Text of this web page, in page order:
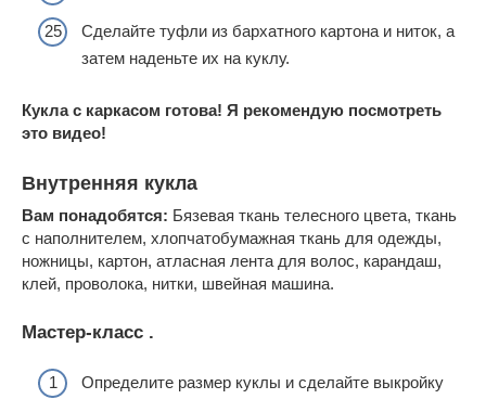
Сделайте туфли из бархатного картона и ниток, а
затем наденьте их на куклу.
Кукла с каркасом готова! Я рекомендую посмотреть
это видео!
Внутренняя кукла
Вам понадобятся: Бязевая ткань телесного цвета, ткань
с наполнителем, хлопчатобумажная ткань для одежды,
ножницы, картон, атласная лента для волос, карандаш,
клей, проволока, нитки, швейная машина.
Мастер-класс .
Определите размер куклы и сделайте выкройку